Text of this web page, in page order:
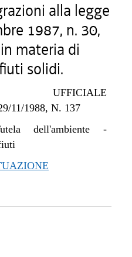
alla legge
1987, n. 30,
materia di
solidi.
UFFICIALE
11/1988, N. 137
dell'ambiente -